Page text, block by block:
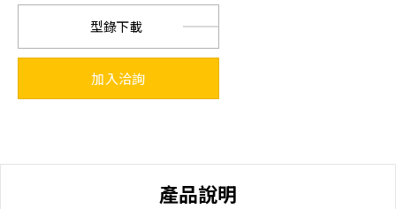
型錄下載
加入洽詢
產品說明